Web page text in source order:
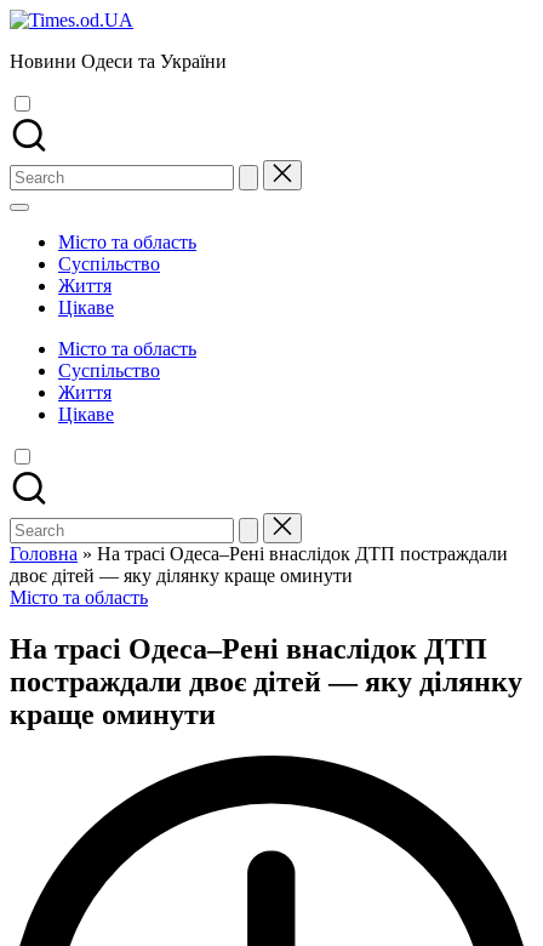
Skip
content
Новини Одеси та України
Search
for:
Місто та область
Суспільство
Життя
Цікаве
Місто та область
Суспільство
Життя
Цікаве
Search
for:
Головна » На трасі Одеса–Рені внаслідок ДТП постраждали
двоє дітей — яку ділянку краще оминути
Posted
Місто та область
На трасі Одеса–Рені внаслідок ДТП
постраждали двоє дітей — яку ділянку
краще оминути